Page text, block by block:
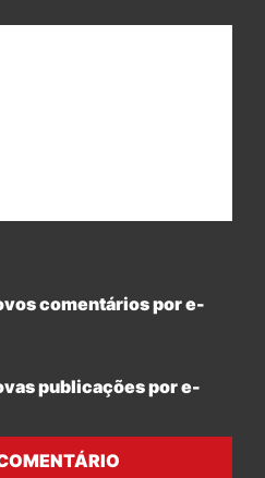
comentários por e-
publicações por e-